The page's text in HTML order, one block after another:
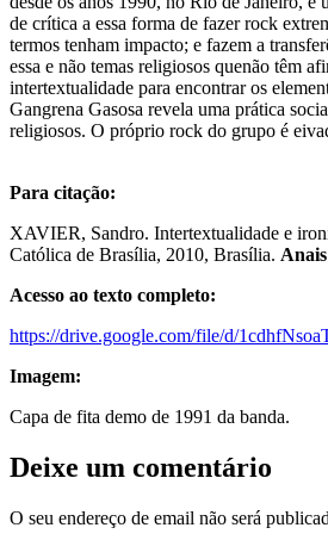
de crítica a essa forma de fazer rock
termos tenham impacto; e fazem a
essa e não temas religiosos quenão têm
intertextualidade para encontrar os
Gangrena Gasosa revela uma prática
religiosos. O próprio rock do grupo é
Para citação:
XAVIER, Sandro. Intertextualidade e
Católica de Brasília, 2010, Brasília.
Acesso ao texto completo:
https://drive.google.com/file/d/
Imagem:
Capa de fita demo de 1991 da banda.
Deixe um comentário
O seu endereço de email não será